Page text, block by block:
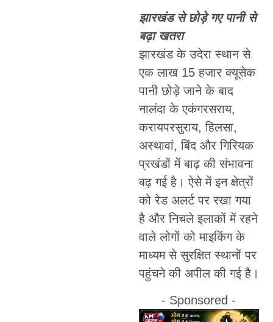
झारखंड से छोड़े गए पानी से
बढ़ा खतरा
झारखंड के उदेरा स्थान से
एक लाख 15 हजार क्यूसेक
पानी छोड़े जाने के बाद
नालंदा के एकंगरसराय,
करायपरसुराय, हिलसा,
अस्थावां, बिंद और गिरियक
प्रखंडों में बाढ़ की संभावना
बढ़ गई है। ऐसे में इन क्षेत्रों
को रेड अलर्ट पर रखा गया
है और निचले इलाकों में रहने
वाले लोगों को माइकिंग के
माध्यम से सुरक्षित स्थानों पर
पहुंचने की अपील की गई है।
- Sponsored -